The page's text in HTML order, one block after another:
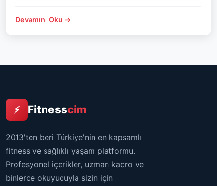
Devamını Oku →
⚡ Fitnesscim
2013'ten beri Türkiye'nin en kapsamlı
fitness ve sağlıklı yaşam platformu.
Profesyonel içerikler, uzman kadro ve
binlerce okuyucuyla sizin için